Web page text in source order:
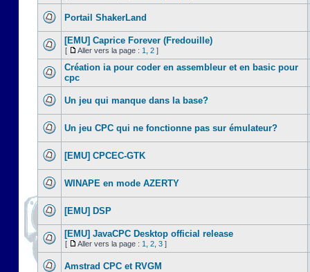
Portail ShakerLand
[EMU] Caprice Forever (Fredouille)
[ Aller vers la page : 1 2 ]
Création ia pour coder en assembleur et en basic pour
cpc
Un jeu qui manque dans la base?
Un jeu CPC qui ne fonctionne pas sur émulateur?
[EMU] CPCEC-GTK
WINAPE en mode AZERTY
[EMU] DSP
[EMU] JavaCPC Desktop official release
[ Aller vers la page : 1 2 3 ]
Amstrad CPC et RVGM